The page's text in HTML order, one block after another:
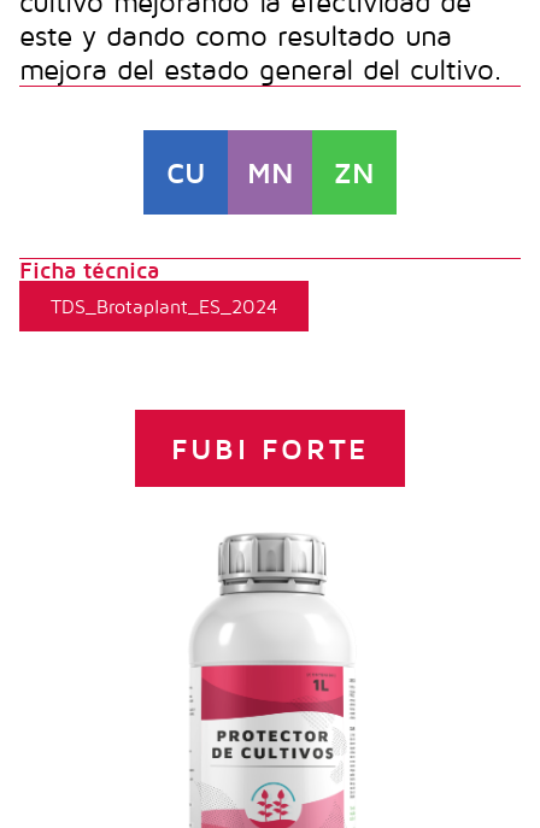
este y dando como resultado una
mejora del estado general del cultivo.
CU MN ZN
Ficha técnica
TDS_Brotaplant_ES_2024
FUBI FORTE